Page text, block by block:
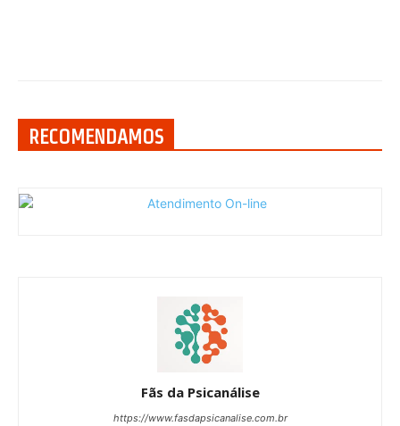
RECOMENDAMOS
Fãs da Psicanálise
https://www.fasdapsicanalise.com.br